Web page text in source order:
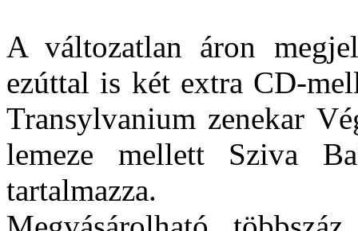
A változatlan áron
ezúttal is két extra CD-
Transylvanium zenekar
lemeze mellett Sziva
tartalmazza.